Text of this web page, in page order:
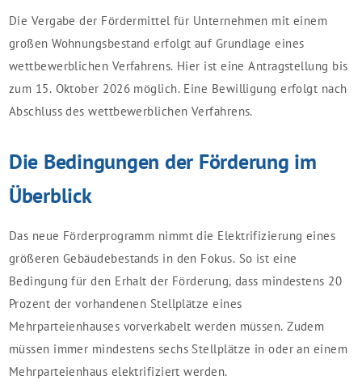
Die Vergabe der Fördermittel für Unternehmen mit einem
großen Wohnungsbestand erfolgt auf Grundlage eines
wettbewerblichen Verfahrens. Hier ist eine Antragstellung bis
zum 15. Oktober 2026 möglich. Eine Bewilligung erfolgt nach
Abschluss des wettbewerblichen Verfahrens.
Die Bedingungen der Förderung im
Überblick
Das neue Förderprogramm nimmt die Elektrifizierung eines
größeren Gebäudebestands in den Fokus. So ist eine
Bedingung für den Erhalt der Förderung, dass mindestens 20
Prozent der vorhandenen Stellplätze eines
Mehrparteienhauses vorverkabelt werden müssen. Zudem
müssen immer mindestens sechs Stellplätze in oder an einem
Mehrparteienhaus elektrifiziert werden.